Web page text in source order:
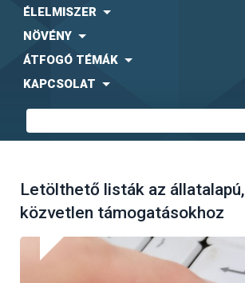
ÉLELMISZER
NÖVÉNY
ÁTFOGÓ TÉMÁK
KAPCSOLAT
Letölthető listák az állatalapú,
közvetlen támogatásokhoz